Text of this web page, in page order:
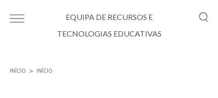
EQUIPA DE RECURSOS E
TECNOLOGIAS EDUCATIVAS
INÍCIO INÍCIO